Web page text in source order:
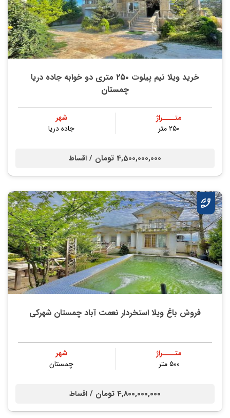
خرید ویلا نیم پیلوت ۲۵۰ متری دو خوابه جاده دریا
چمستان
متــــراژ
۲۵۰ متر
شهر
جاده دریا
4,500,000,000 تومان / اقساط
فروش باغ ویلا استخردار نعمت آباد چمستان شهرکی
متــــراژ
۵۰۰ متر
شهر
چمستان
4,800,000,000 تومان / اقساط